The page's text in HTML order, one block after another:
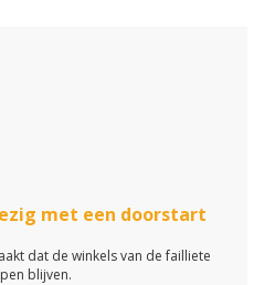
met een doorstart
dat de winkels van de failliete
blijven.